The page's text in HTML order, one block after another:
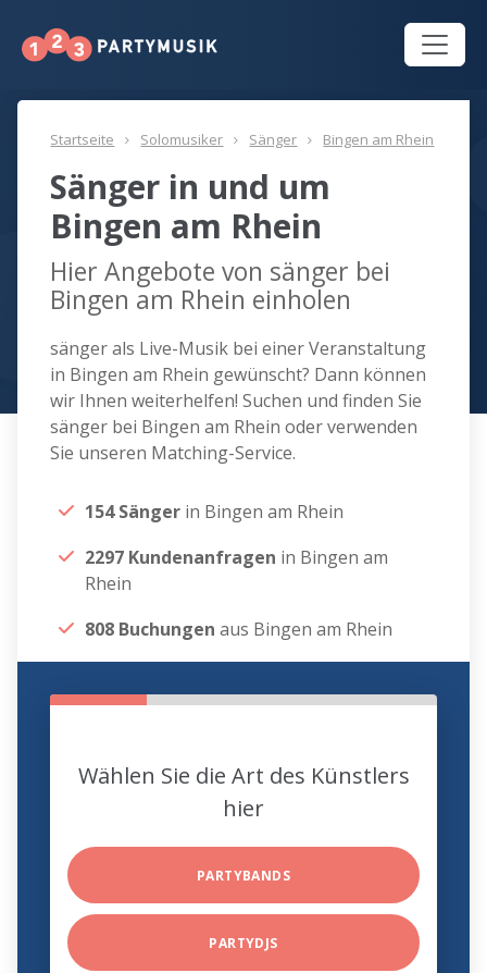
Startseite Solomusiker Sänger Bingen am Rhein
Sänger in und um
Bingen am Rhein
Hier Angebote von sänger bei
Bingen am Rhein einholen
sänger als Live-Musik bei einer Veranstaltung
in Bingen am Rhein gewünscht? Dann können
wir Ihnen weiterhelfen! Suchen und finden Sie
sänger bei Bingen am Rhein oder verwenden
Sie unseren Matching-Service.
154 Sänger in Bingen am Rhein
2297 Kundenanfragen in Bingen am
Rhein
808 Buchungen aus Bingen am Rhein
Wählen Sie die Art des Künstlers
hier
PARTYBANDS
PARTYDJS